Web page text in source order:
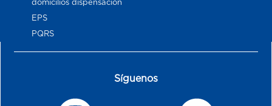
domicilios dispensación
EPS
PQRS
Síguenos